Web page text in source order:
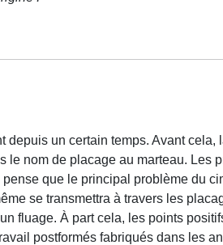
depuis un certain temps. Avant
le nom de placage au marteau. Les
que le principal problème du
se transmettra à travers les
fluage. À part cela, les points
postformés fabriqués dans les